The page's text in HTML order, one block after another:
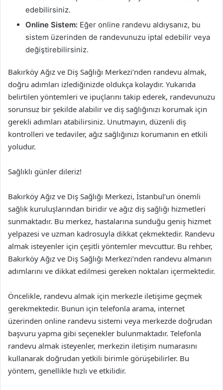
edebilirsiniz.
Online Sistem: Eğer online randevu aldıysanız, bu
sistem üzerinden de randevunuzu iptal edebilir veya
değiştirebilirsiniz.
Bakırköy Ağız ve Diş Sağlığı Merkezi’nden randevu almak,
doğru adımları izlediğinizde oldukça kolaydır. Yukarıda
belirtilen yöntemleri ve ipuçlarını takip ederek, randevunuzu
sorunsuz bir şekilde alabilir ve diş sağlığınızı korumak için
gerekli adımları atabilirsiniz. Unutmayın, düzenli diş
kontrolleri ve tedaviler, ağız sağlığınızı korumanın en etkili
yoludur.
Sağlıklı günler dileriz!
Bakırköy Ağız ve Diş Sağlığı Merkezi, İstanbul’un önemli
sağlık kuruluşlarından biridir ve ağız diş sağlığı hizmetleri
sunmaktadır. Bu merkez, hastalarına sunduğu geniş hizmet
yelpazesi ve uzman kadrosuyla dikkat çekmektedir. Randevu
almak isteyenler için çeşitli yöntemler mevcuttur. Bu rehber,
Bakırköy Ağız ve Diş Sağlığı Merkezi’nden randevu almanın
adımlarını ve dikkat edilmesi gereken noktaları içermektedir.
Öncelikle, randevu almak için merkezle iletişime geçmek
gerekmektedir. Bunun için telefonla arama, internet
üzerinden online randevu sistemi veya merkezde doğrudan
başvuru yapma gibi seçenekler bulunmaktadır. Telefonla
randevu almak isteyenler, merkezin iletişim numarasını
kullanarak doğrudan yetkili birimle görüşebilirler. Bu
yöntem, genellikle hızlı ve etkilidir.